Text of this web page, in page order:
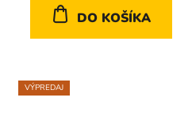
DO KOŠÍKA
VÝPREDAJ